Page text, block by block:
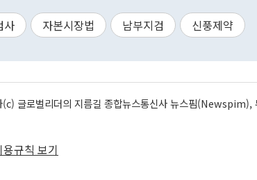
사 자본시장법 남부지검 신풍제약
(c) 글로벌리더의 지름길 종합뉴스통신사 뉴스핌(Newspim),
규칙 보기